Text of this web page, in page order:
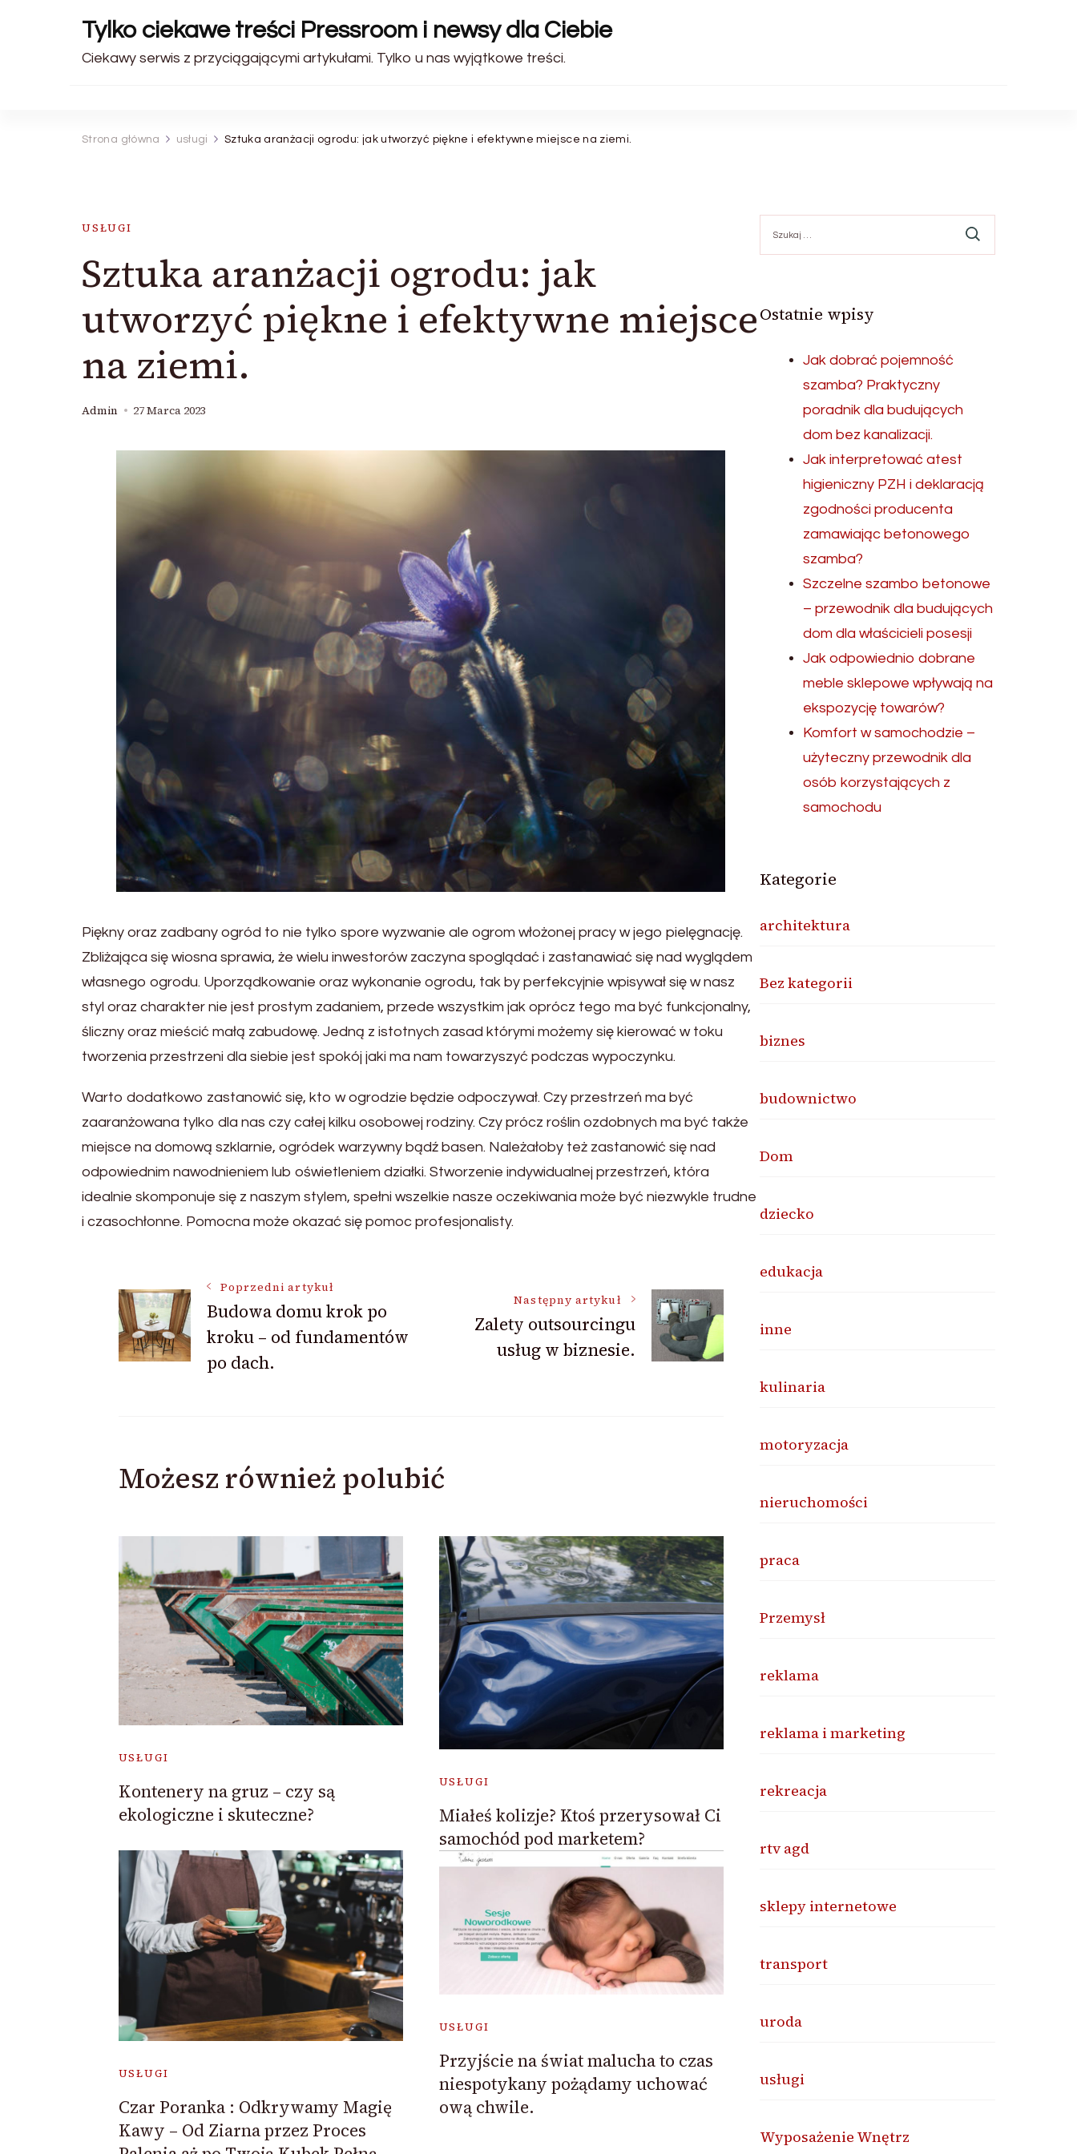
Tylko ciekawe treści Pressroom i newsy dla Ciebie
Ciekawy serwis z przyciągającymi artykułami. Tylko u nas wyjątkowe treści.
Strona główna usługi Sztuka aranżacji ogrodu: jak utworzyć piękne i efektywne miejsce na ziemi.
USŁUGI
Sztuka aranżacji ogrodu: jak
utworzyć piękne i efektywne miejsce
na ziemi.
Admin 27 Marca 2023
Piękny oraz zadbany ogród to nie tylko spore wyzwanie ale ogrom włożonej pracy w jego pielęgnację.
Zbliżająca się wiosna sprawia, że wielu inwestorów zaczyna spoglądać i zastanawiać się nad wyglądem
własnego ogrodu. Uporządkowanie oraz wykonanie ogrodu, tak by perfekcyjnie wpisywał się w nasz
styl oraz charakter nie jest prostym zadaniem, przede wszystkim jak oprócz tego ma być funkcjonalny,
śliczny oraz mieścić małą zabudowę. Jedną z istotnych zasad którymi możemy się kierować w toku
tworzenia przestrzeni dla siebie jest spokój jaki ma nam towarzyszyć podczas wypoczynku.
Warto dodatkowo zastanowić się, kto w ogrodzie będzie odpoczywał. Czy przestrzeń ma być
zaaranżowana tylko dla nas czy całej kilku osobowej rodziny. Czy prócz roślin ozdobnych ma być także
miejsce na domową szklarnie, ogródek warzywny bądź basen. Należałoby też zastanowić się nad
odpowiednim nawodnieniem lub oświetleniem działki. Stworzenie indywidualnej przestrzeń, która
idealnie skomponuje się z naszym stylem, spełni wszelkie nasze oczekiwania może być niezwykle trudne
i czasochłonne. Pomocna może okazać się pomoc profesjonalisty.
Nawigacja
wpisu
Poprzedni artykuł
Budowa domu krok po
kroku – od fundamentów
po dach.
Następny artykuł
Zalety outsourcingu
usług w biznesie.
Możesz również polubić
USŁUGI
Kontenery na gruz – czy są
ekologiczne i skuteczne?
USŁUGI
Miałeś kolizje? Ktoś przerysował Ci
samochód pod marketem?
USŁUGI
Czar Poranka : Odkrywamy Magię
Kawy – Od Ziarna przez Proces
USŁUGI
Przyjście na świat malucha to czas
niespotykany pożądamy uchować
ową chwile.
Ostatnie wpisy
Jak dobrać pojemność
szamba? Praktyczny
poradnik dla budujących
dom bez kanalizacji.
Jak interpretować atest
higieniczny PZH i deklaracją
zgodności producenta
zamawiając betonowego
szamba?
Szczelne szambo betonowe
– przewodnik dla budujących
dom dla właścicieli posesji
Jak odpowiednio dobrane
meble sklepowe wpływają na
ekspozycję towarów?
Komfort w samochodzie –
użyteczny przewodnik dla
osób korzystających z
samochodu
Kategorie
architektura
Bez kategorii
biznes
budownictwo
Dom
dziecko
edukacja
inne
kulinaria
motoryzacja
nieruchomości
praca
Przemysł
reklama
reklama i marketing
rekreacja
rtv agd
sklepy internetowe
transport
uroda
usługi
Wyposażenie Wnętrz